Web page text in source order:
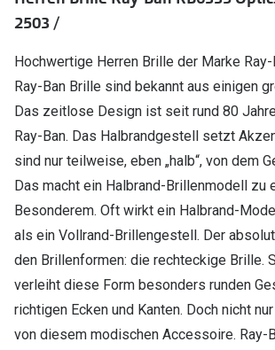
Brillenetuis
Brillenkettchen
2503 /
Hochwertige Herren Brille der Marke Ray-
Ray-Ban Brille sind bekannt aus einigen
Das zeitlose Design ist seit rund 80
Ray-Ban. Das Halbrandgestell setzt
sind nur teilweise, eben „halb“, von dem
Das macht ein Halbrand-Brillenmodell zu
Besonderem. Oft wirkt ein Halbrand-
als ein Vollrand-Brillengestell. Der
den Brillenformen: die rechteckige Brille.
verleiht diese Form besonders runden
richtigen Ecken und Kanten. Doch nicht
von diesem modischen Accessoire. Ray-